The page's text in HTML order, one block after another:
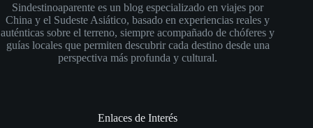
Sindestinoaparente es un blog especializado en viajes por
China y el Sudeste Asiático, basado en experiencias reales y
auténticas sobre el terreno, siempre acompañado de chóferes y
guías locales que permiten descubrir cada destino desde una
perspectiva más profunda y cultural.
Enlaces de Interés